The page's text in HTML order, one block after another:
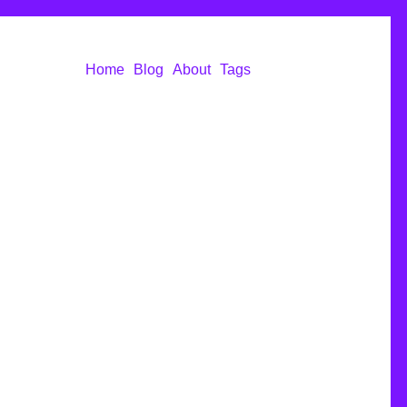
Home Blog About Tags